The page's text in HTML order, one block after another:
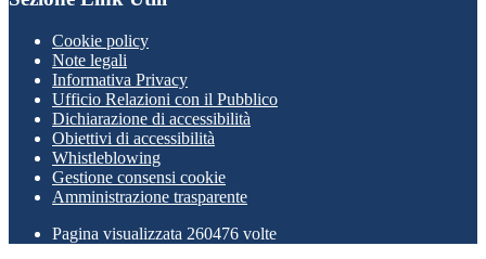
Cookie policy
Note legali
Informativa Privacy
Ufficio Relazioni con il Pubblico
Dichiarazione di accessibilità
Obiettivi di accessibilità
Whistleblowing
Gestione consensi cookie
Amministrazione trasparente
Pagina visualizzata 260476 volte